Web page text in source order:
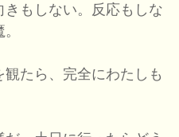
きもしない。反応もしな
たら、完全にわたしも